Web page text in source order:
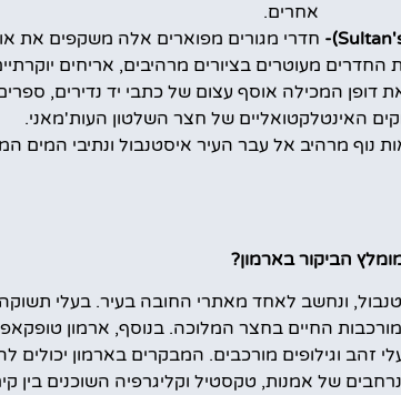
אחרים.
חדרי מגורים מפוארים אלה משקפים את
מעוטרים בציורים מרהיבים, אריחים
דופן המכילה אוסף עצום של כתבי יד נדירים,
האינטלקטואליים של חצר השלטון העות'מאני.
נוף מרהיב אל עבר העיר איסטנבול ונתיבי המים
הביקור בארמון?
ונחשב לאחד מאתרי החובה בעיר. בעלי
החיים בחצר המלוכה. בנוסף, ארמון
זהב וגילופים מורכבים. המבקרים בארמון יכולים
של אמנות, טקסטיל וקליגרפיה השוכנים בין